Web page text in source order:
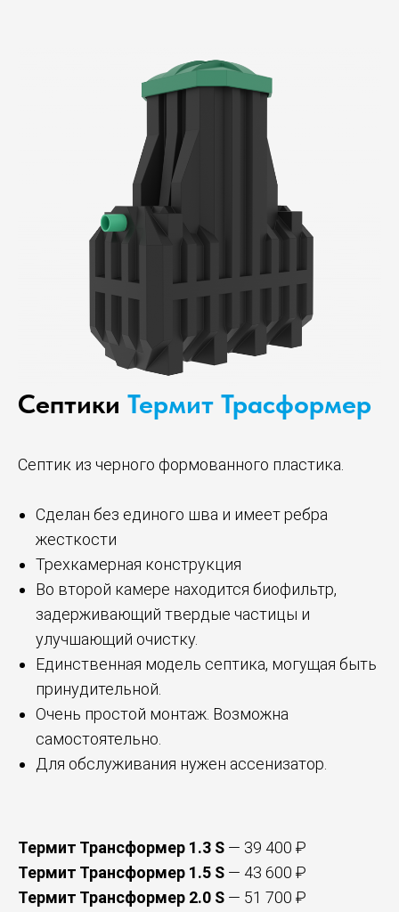
Септики Термит Трасформер
Септик из черного формованного пластика.
Сделан без единого шва и имеет ребра
жесткости
Трехкамерная конструкция
Во второй камере находится биофильтр,
задерживающий твердые частицы и
улучшающий очистку.
Единственная модель септика, могущая быть
принудительной.
Очень простой монтаж. Возможна
самостоятельно.
Для обслуживания нужен ассенизатор.
Термит Трансформер 1.3 S — 39 400 ₽
Термит Трансформер 1.5 S — 43 600 ₽
Термит Трансформер 2.0 S — 51 700 ₽